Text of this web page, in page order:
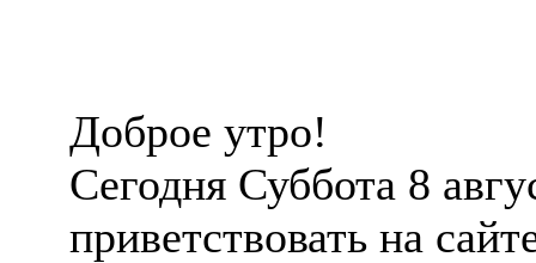
Доброе утро!
Сегодня Суббота 8
приветствовать на